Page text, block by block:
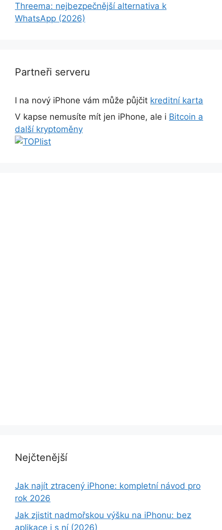
Threema: nejbezpečnější alternativa k
WhatsApp (2026)
Partneři serveru
I na nový iPhone vám může půjčit kreditní karta
V kapse nemusíte mít jen iPhone, ale i Bitcoin a
další kryptoměny
Nejčtenější
Jak najít ztracený iPhone: kompletní návod pro
rok 2026
Jak zjistit nadmořskou výšku na iPhonu: bez
aplikace i s ní (2026)